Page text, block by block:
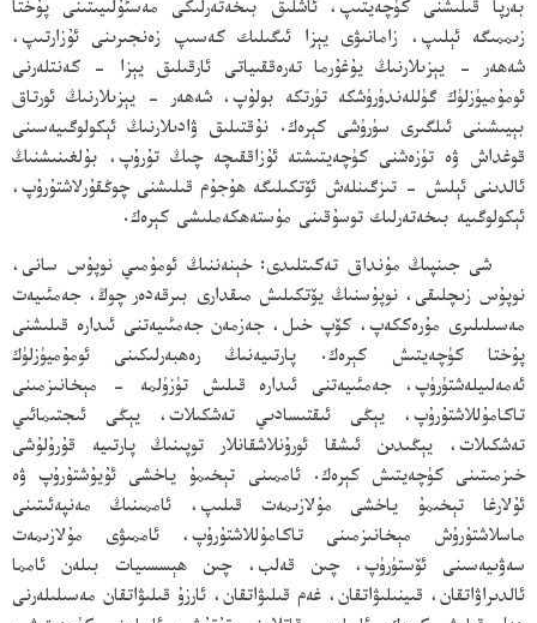
بەرپا قىلىشنى كۈچەيتىپ، ئاشلىق بىخەتەرلىكى مەسئۇلىيىتىنى پۇختا
زىممىگە ئېلىپ، زامانىۋى يېزا ئىگىلىك كەسىپ زەنجىرىنى ئۇزارتىپ،
شەھەر - يېزىلارنىڭ يۇغۇرما تەرەققىياتى ئارقىلىق يېزا - كەنتلەرنى
ئومۇميۈزلۈك گۈللەندۈرۈشكە تۈرتكە بولۇپ، شەھەر - يېزىلارنىڭ ئورتاق
بېيىشىنى ئىلگىرى سۈرۈشى كېرەك. نۇقتىلىق ۋادىلارنىڭ ئېكولوگىيەسىنى
قوغداش ۋە تۈزەشنى كۈچەيتىشتە ئۇزاققىچە چىڭ تۇرۇپ، بۇلغىنىشنىڭ
ئالدىنى ئېلىش - تىزگىنلەش ئۆتكىلىگە ھۇجۇم قىلىشنى چوڭقۇرلاشتۇرۇپ،
ئېكولوگىيە بىخەتەرلىك توسۇقىنى مۇستەھكەملىشى كېرەك.
شى جىنپىڭ مۇنداق تەكىتلىدى: خېنەننىڭ ئومۇمىي نوپۇس سانى،
نوپۇس زىچلىقى، نوپۇسنىڭ يۆتكىلىش مىقدارى بىرقەدەر چوڭ، جەمئىيەت
مەسىلىلىرى مۇرەككەپ، كۆپ خىل، جەزمەن جەمئىيەتنى ئىدارە قىلىشنى
پۇختا كۈچەيتىش كېرەك. پارتىيەنىڭ رەھبەرلىكىنى ئومۇميۈزلۈك
ئەمەلىيلەشتۈرۈپ، جەمئىيەتنى ئىدارە قىلىش تۈزۈلمە - مېخانىزمىنى
تاكامۇللاشتۇرۇپ، يېڭى ئىقتىسادىي تەشكىلات، يېڭى ئىجتىمائىي
تەشكىلات، يېڭىدىن ئىشقا ئورۇنلاشقانلار توپىنىڭ پارتىيە قۇرۇلۇشى
خىزمىتىنى كۈچەيتىش كېرەك. ئاممىنى تېخىمۇ ياخشى ئۇيۇشتۇرۇپ ۋە
ئۇلارغا تېخىمۇ ياخشى مۇلازىمەت قىلىپ، ئاممىنىڭ مەنپەئىتىنى
ماسلاشتۇرۇش مېخانىزمىنى تاكامۇللاشتۇرۇپ، ئاممىۋى مۇلازىمەت
سەۋىيەسىنى ئۆستۈرۈپ، چىن قەلب، چىن ھېسسىيات بىلەن ئامما
ئالدىراۋاتقان، قىينىلىۋاتقان، غەم قىلىۋاتقان، ئارزۇ قىلىۋاتقان مەسىلىلەرنى